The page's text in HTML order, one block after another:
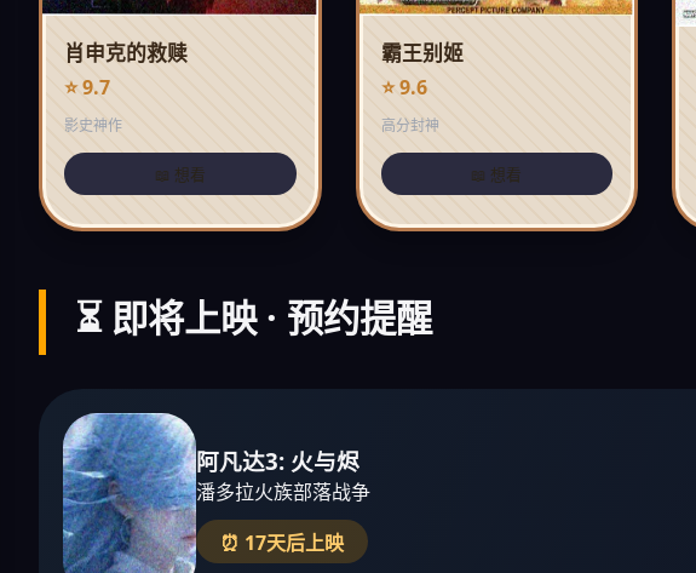
肖申克的救赎
⭐ 9.7
影史神作
📖 想看
霸王别姬
⭐ 9.6
高分封神
📖 想看
⏳ 即将上映 · 预约提醒
阿凡达3: 火与烬
潘多拉火族部落战争
⏰ 17天后上映